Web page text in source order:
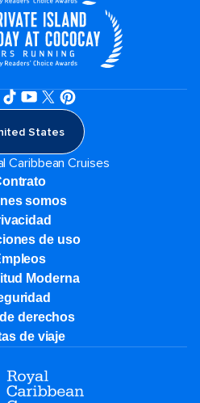
States
Caribbean Cruises
somos
de uso
Moderna
derechos
de viaje